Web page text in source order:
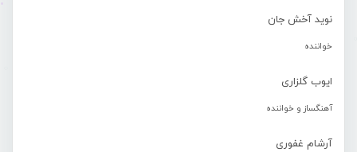
نوید آخش جان
خواننده
ایوب گلزاری
آهنگساز و خواننده
آرشام غفوری